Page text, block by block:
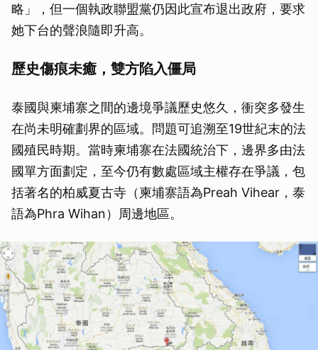
略」，但一個執政聯盟黨仍因此宣布退出政府，要求
她下台的聲浪隨即升高。
歷史傷痕未癒，雙方陷入僵局
泰國與柬埔寨之間的邊境爭議歷史悠久，衝突多發生
在尚未明確劃界的區域。問題可追溯至19世紀末的法
國殖民時期。當時柬埔寨在法國統治下，邊界多由法
國單方面劃定，至今仍有數處區域主權存在爭議，包
括著名的柏威夏古寺（柬埔寨語為Preah Vihear，泰
語為Phra Wihan）周邊地區。